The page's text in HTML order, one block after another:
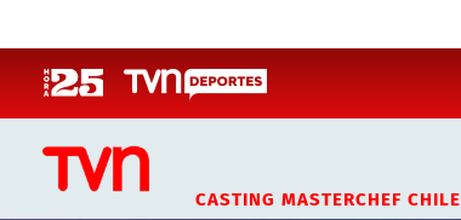
CASTING MASTERCHEF CHILE